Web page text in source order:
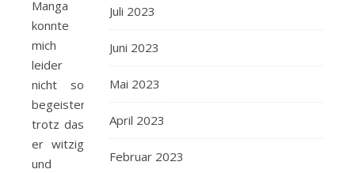
Manga
konnte
mich
leider
nicht so
begeistern,
trotz das
er witzig
und
Juli 2023
Juni 2023
Mai 2023
April 2023
Februar 2023